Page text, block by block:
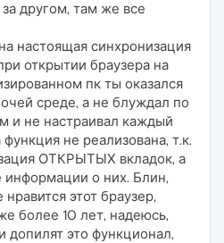
другом, там же все
настоящая синхронизация
открытии браузера на
пк ты оказался
среде, а не блуждал по
и не настраивал каждый
функция не реализована, т.к.
ОТКРЫТЫХ вкладок, а
информации о них. Блин,
этот браузер,
более 10 лет, надеюсь,
допилят это функционал,